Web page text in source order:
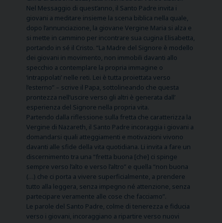
Nel Messaggio di quest’anno, il Santo Padre invita i
giovani a meditare insieme la scena biblica nella quale,
dopo l’annunciazione, la giovane Vergine Maria si alza e
si mette in cammino per incontrare sua cugina Elisabetta,
portando in sé il Cristo. “La Madre del Signore è modello
dei giovani in movimento, non immobili davanti allo
specchio a contemplare la propria immagine o
‘intrappolati’ nelle reti. Lei è tutta proiettata verso
l’esterno” – scrive il Papa, sottolineando che questa
prontezza nell’uscire verso gli altri è generata dall’
esperienza del Signore nella propria vita.
Partendo dalla riflessione sulla fretta che caratterizza la
Vergine di Nazareth, il Santo Padre incoraggia i giovani a
domandarsi quali atteggiamenti e motivazioni vivono
davanti alle sfide della vita quotidiana. Li invita a fare un
discernimento tra una “fretta buona [che] ci spinge
sempre verso l’alto e verso l’altro” e quella “non buona
(…) che ci porta a vivere superficialmente, a prendere
tutto alla leggera, senza impegno né attenzione, senza
partecipare veramente alle cose che facciamo”.
Le parole del Santo Padre, colme di tenerezza e fiducia
verso i giovani, incoraggiano a ripartire verso nuovi